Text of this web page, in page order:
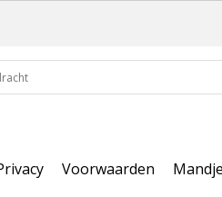
Voorwaarden Mandje